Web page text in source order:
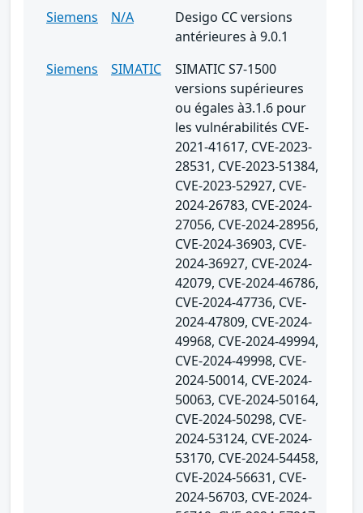
Siemens
N/A
Desigo CC versions
antérieures à 9.0.1
Siemens
SIMATIC
SIMATIC S7-1500
versions supérieures
ou égales à3.1.6 pour
les vulnérabilités CVE-
2021-41617, CVE-2023-
28531, CVE-2023-51384,
CVE-2023-52927, CVE-
2024-26783, CVE-2024-
27056, CVE-2024-28956,
CVE-2024-36903, CVE-
2024-36927, CVE-2024-
42079, CVE-2024-46786,
CVE-2024-47736, CVE-
2024-47809, CVE-2024-
49968, CVE-2024-49994,
CVE-2024-49998, CVE-
2024-50014, CVE-2024-
50063, CVE-2024-50164,
CVE-2024-50298, CVE-
2024-53124, CVE-2024-
53170, CVE-2024-54458,
CVE-2024-56631, CVE-
2024-56703, CVE-2024-